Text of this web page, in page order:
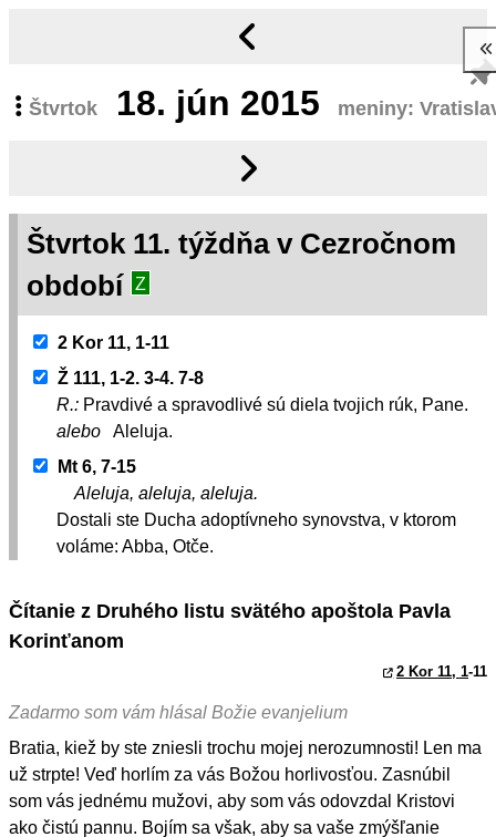
Štvrtok 18. jún 2015 meniny:
Štvrtok 11. týždňa v Cezročnom
období
Z
2 Kor 11, 1-11
Ž 111, 1-2. 3-4. 7-8
R.: Pravdivé a spravodlivé sú diela tvojich rúk, Pane.
alebo
Aleluja.
Mt 6, 7-15
Aleluja, aleluja, aleluja.
Dostali ste Ducha adoptívneho synovstva, v ktorom
voláme: Abba, Otče.
Čítanie z Druhého listu svätého apoštola Pavla
Korinťanom
2 Kor 11, 1-11
Zadarmo som vám hlásal Božie evanjelium
Bratia, kiež by ste zniesli trochu mojej nerozumnosti! Len ma
už strpte! Veď horlím za vás Božou horlivosťou. Zasnúbil
som vás jednému mužovi, aby som vás odovzdal Kristovi
ako čistú pannu. Bojím sa však, aby sa vaše zmýšľanie